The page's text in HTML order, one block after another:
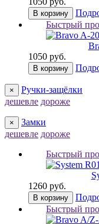
В корзину
Быстрый
1050 руб.
В корзину
×
Ручки-защёлки
дешевле дороже
×
Замки
дешевле дороже
Быстрый
1260 руб.
В корзину
Быстрый